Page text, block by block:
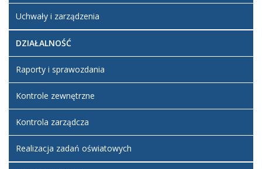
Uchwały i zarządzenia
DZIAŁALNOŚĆ
Raporty i sprawozdania
Kontrole zewnętrzne
Kontrola zarządcza
Realizacja zadań oświatowych